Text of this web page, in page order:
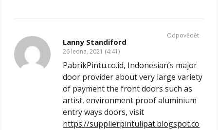
Lanny Standiford
26 ledna, 2021 (4:41)
PabrikPintu.co.id, Indonesian’s major
door provider about very large variety
of payment the front doors such as
artist, environment proof aluminium
entry ways doors, visit
https://supplierpintulipat.blogspot.co
Odpovědět